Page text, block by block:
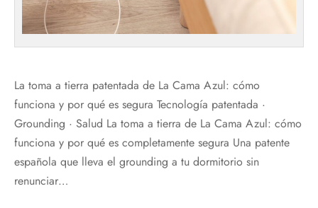
La toma a tierra patentada de La Cama Azul: cómo
funciona y por qué es segura Tecnología patentada ·
Grounding · Salud La toma a tierra de La Cama Azul: cómo
funciona y por qué es completamente segura Una patente
española que lleva el grounding a tu dormitorio sin
renunciar…